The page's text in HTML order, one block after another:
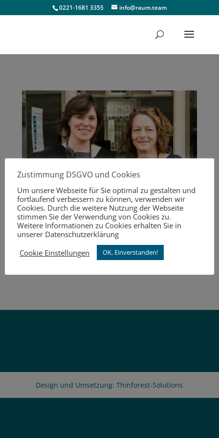
0221-1681 3355 info@raum.team
Wir dekorieren gerade unsere Webseite um
und sind demnächst in neuem Glanz wieder für
Design und Umsetzung: Thinforest-Solutions
Zustimmung DSGVO und Cookies
Um unsere Webseite für Sie optimal zu gestalten und
fortlaufend verbessern zu können, verwenden wir
Cookies. Durch die weitere Nutzung der Webseite
stimmen Sie der Verwendung von Cookies zu.
Weitere Informationen zu Cookies erhalten Sie in
unserer Datenschutzerklärung
Cookie Einstellungen
OK, Einverstanden!